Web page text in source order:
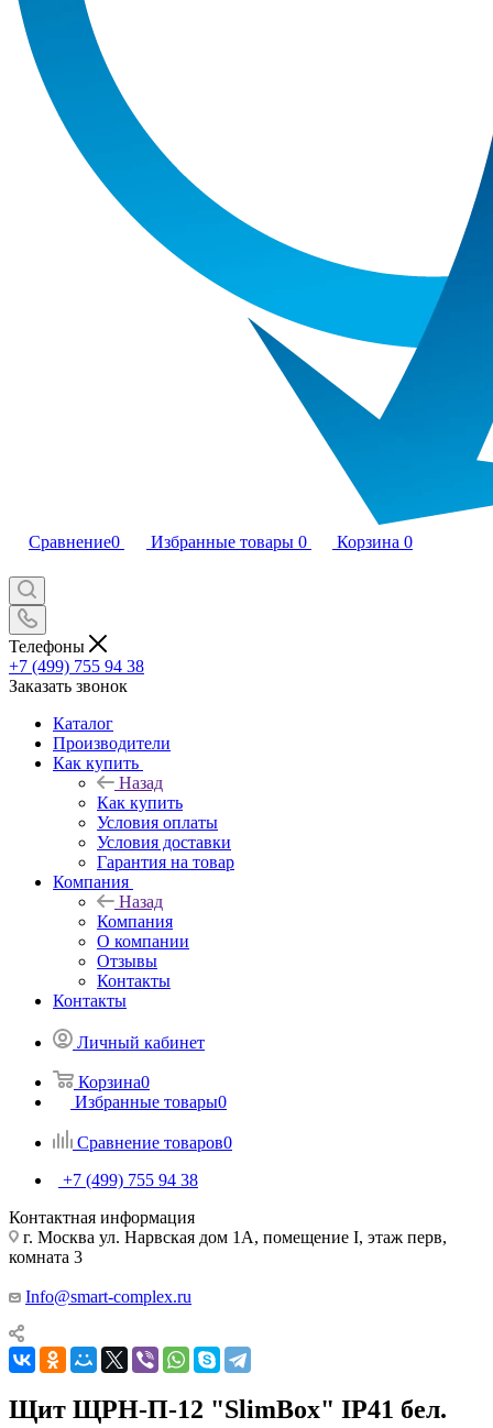
Сравнение0 Избранные товары 0 Корзина 0
Телефоны
+7 (499) 755 94 38
Заказать звонок
Каталог
Производители
Как купить
Назад
Как купить
Условия оплаты
Условия доставки
Гарантия на товар
Компания
Назад
Компания
О компании
Отзывы
Контакты
Контакты
Личный кабинет
Корзина0
Избранные товары0
Сравнение товаров0
+7 (499) 755 94 38
Контактная информация
г. Москва ул. Нарвская дом 1А, помещение I, этаж перв,
комната 3
Info@smart-complex.ru
Щит ЩРН-П-12 "SlimBox" IP41 бел.